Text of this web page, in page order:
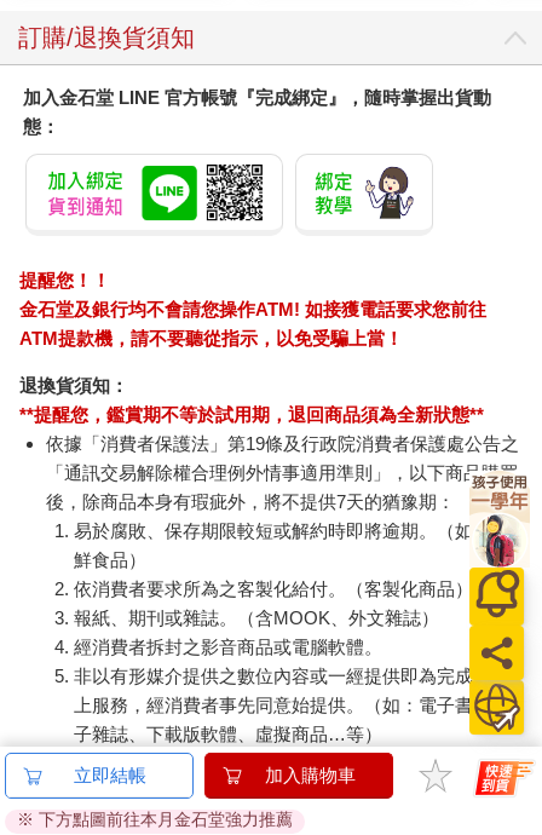
訂購/退換貨須知
加入金石堂 LINE 官方帳號『完成綁定』，隨時掌握出貨動
態：
提醒您！！
金石堂及銀行均不會請您操作ATM! 如接獲電話要求您前往
ATM提款機，請不要聽從指示，以免受騙上當！
退換貨須知：
**提醒您，鑑賞期不等於試用期，退回商品須為全新狀態**
依據「消費者保護法」第19條及行政院消費者保護處公告之
「通訊交易解除權合理例外情事適用準則」，以下商品購買
後，除商品本身有瑕疵外，將不提供7天的猶豫期：
易於腐敗、保存期限較短或解約時即將逾期。（如：生
鮮食品）
依消費者要求所為之客製化給付。（客製化商品）
報紙、期刊或雜誌。（含MOOK、外文雜誌）
經消費者拆封之影音商品或電腦軟體。
非以有形媒介提供之數位內容或一經提供即為完成之線
上服務，經消費者事先同意始提供。（如：電子書、電
子雜誌、下載版軟體、虛擬商品…等）
已拆封之個人衛生用品。（如：內衣褲、刮鬍刀、除毛
若非上列種類商品，均享有到貨7天的猶豫期（含例假
立即結帳 加入購物車
※ 下方點圖前往本月金石堂強力推薦